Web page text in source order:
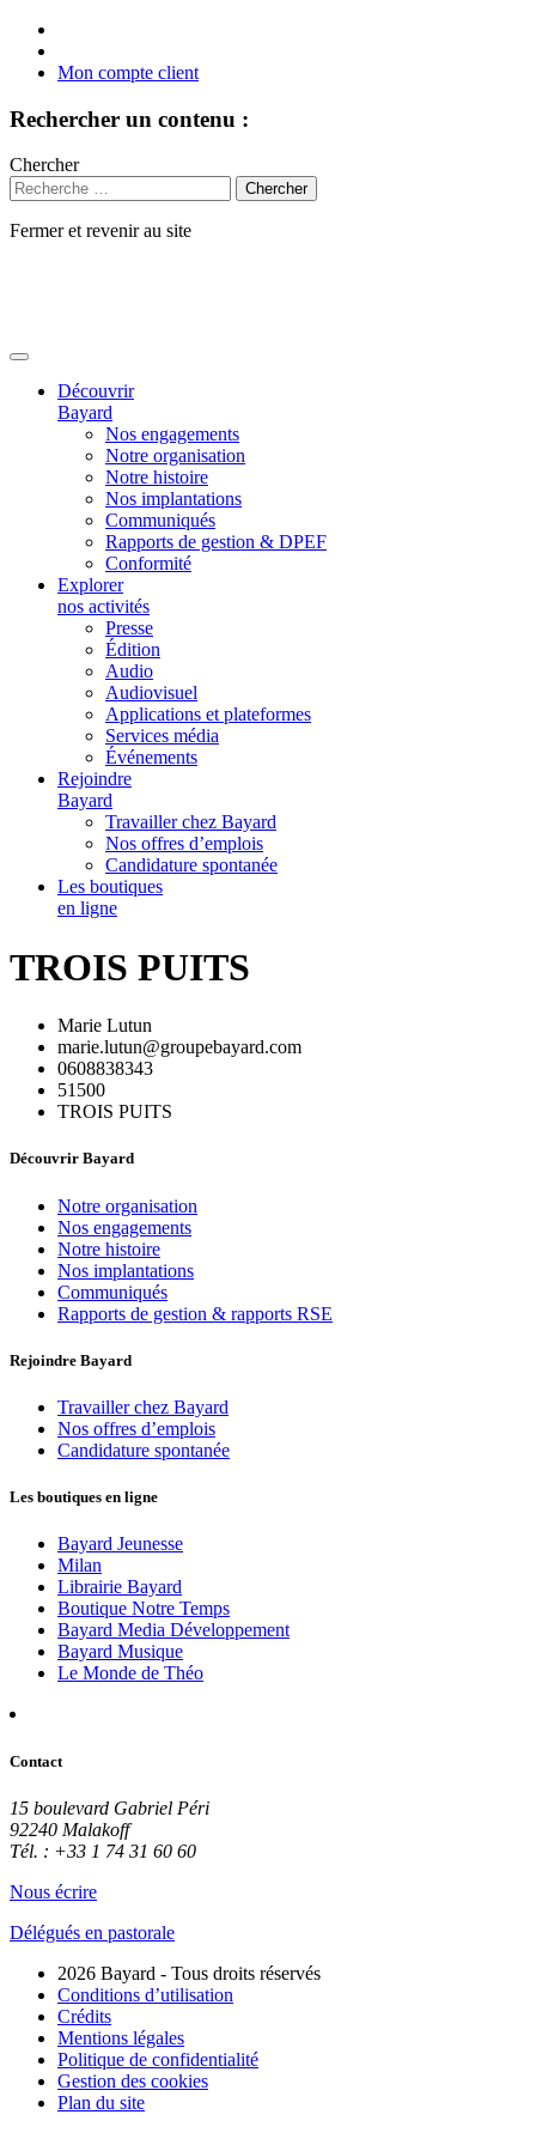
Mon compte client
Rechercher un contenu :
Chercher
Fermer et revenir au site
Découvrir
Bayard
Nos engagements
Notre organisation
Notre histoire
Nos implantations
Communiqués
Rapports de gestion & DPEF
Conformité
Explorer
nos activités
Presse
Édition
Audio
Audiovisuel
Applications et plateformes
Services média
Événements
Rejoindre
Bayard
Travailler chez Bayard
Nos offres d’emplois
Candidature spontanée
Les boutiques
en ligne
TROIS PUITS
Marie Lutun
marie.lutun@groupebayard.com
0608838343
51500
TROIS PUITS
Découvrir Bayard
Notre organisation
Nos engagements
Notre histoire
Nos implantations
Communiqués
Rapports de gestion & rapports RSE
Rejoindre Bayard
Travailler chez Bayard
Nos offres d’emplois
Candidature spontanée
Les boutiques en ligne
Bayard Jeunesse
Milan
Librairie Bayard
Boutique Notre Temps
Bayard Media Développement
Bayard Musique
Le Monde de Théo
Contact
15 boulevard Gabriel Péri
92240 Malakoff
Tél. : +33 1 74 31 60 60
Nous écrire
Délégués en pastorale
2026 Bayard - Tous droits réservés
Conditions d’utilisation
Crédits
Mentions légales
Politique de confidentialité
Gestion des cookies
Plan du site